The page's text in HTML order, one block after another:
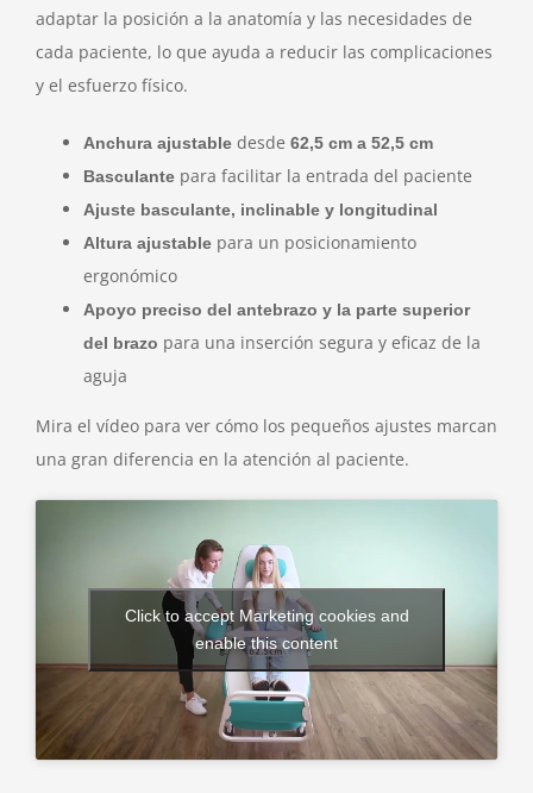
adaptar la posición a la anatomía y las necesidades de
cada paciente, lo que ayuda a reducir las complicaciones
y el esfuerzo físico.
Anchura ajustabledesde 62,5 cm a 52,5 cm
Basculantepara facilitar la entrada del paciente
Ajuste basculante, inclinable y longitudinal
Altura ajustablepara un posicionamiento
ergonómico
Apoyo preciso del antebrazo y la parte superior
del brazo para una inserción segura y eficaz de la
aguja
Mira el vídeo para ver cómo los pequeños ajustes marcan
una gran diferencia en la atención al paciente.
Click to accept Marketing cookies and
enable this content